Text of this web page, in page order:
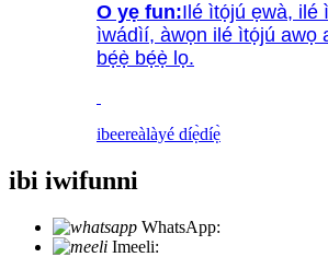
O yẹ fun:Ilé ìtọ́jú ẹwà, ilé
ìwádìí, àwọn ilé ìtọ́jú awọ
bẹ́ẹ̀ bẹ́ẹ̀ lọ.
ibeereàlàyé díẹ̀díẹ̀
ibi iwifunni
WhatsApp:
Imeeli: